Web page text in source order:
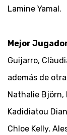
Lamine Yamal.
Mejor
Guijarro,
además de
Nathalie Björn,
Kadidiatou
Chloe Kelly,